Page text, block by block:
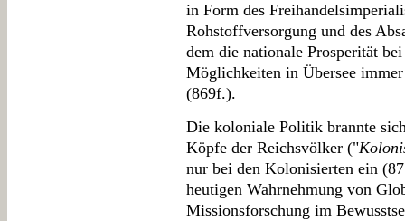
in Form des
Rohstoffversorgung und des
dem die nationale Prosperität
Möglichkeiten in Übersee
(869f.).
Die koloniale Politik brannte
Köpfe der Reichsvölker ("
nur bei den Kolonisierten ein
heutigen Wahrnehmung von
Missionsforschung im